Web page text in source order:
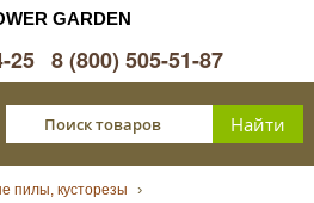
25 8 (800) 505-51-87
пилы, кусторезы